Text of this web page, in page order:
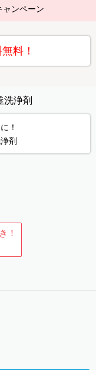
ャンペーン
料！
洗浄剤
！
剤
！